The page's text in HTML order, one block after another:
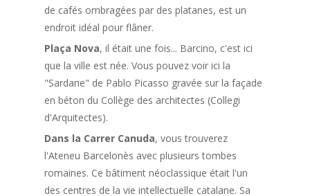
de cafés ombragées par des platanes, est un
endroit idéal pour flâner.
Plaça Nova, il était une fois... Barcino, c'est ici
que la ville est née. Vous pouvez voir ici la
"Sardane" de Pablo Picasso gravée sur la façade
en béton du Collège des architectes (Collegi
d'Arquitectes).
Dans la Carrer Canuda, vous trouverez
l'Ateneu Barcelonès avec plusieurs tombes
romaines. Ce bâtiment néoclassique était l'un
des centres de la vie intellectuelle catalane. Sa